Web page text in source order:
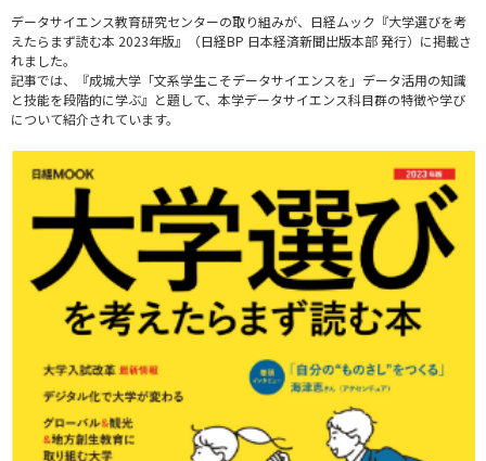
データサイエンス教育研究センターの取り組みが、日経ムック『大学選びを考
えたらまず読む本 2023年版』（日経BP 日本経済新聞出版本部 発行）に掲載さ
れました。
記事では、『成城大学「文系学生こそデータサイエンスを」データ活用の知識
と技能を段階的に学ぶ』と題して、本学データサイエンス科目群の特徴や学び
について紹介されています。